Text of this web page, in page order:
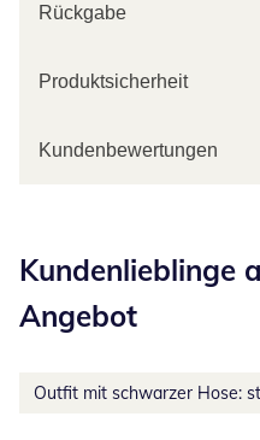
Rückgabe
Produktsicherheit
Kundenbewertungen
Kundenlieblinge
Angebot
Outfit mit schwarzer Hose: